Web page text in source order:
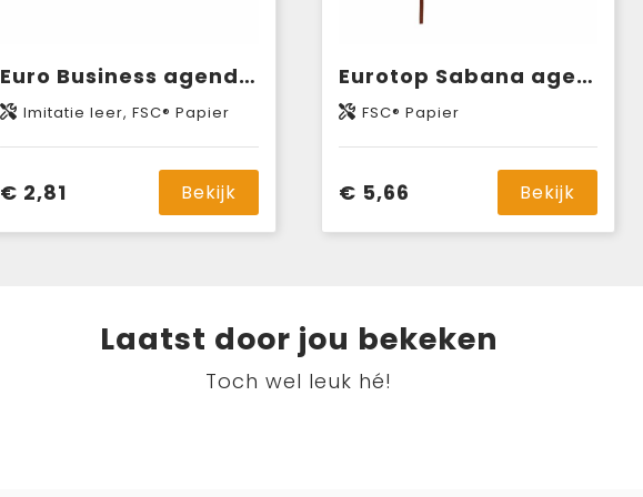
Euro Business agenda 6-talig
Imitatie leer, FSC® Papier
€ 2,81 Bekijk
Eurotop Sabana agenda 6-talig
FSC® Papier
€ 5,66 Bekijk
Laatst door jou bekeken
Toch wel leuk hé!